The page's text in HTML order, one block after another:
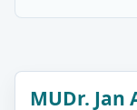
MUDr. Jan